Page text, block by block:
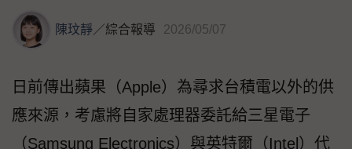
陳玟靜／綜合報導 2026/05/07
日前傳出蘋果（Apple）為尋求台積電以外的供
應來源，考慮將自家處理器委託給三星電子
（Samsung Electronics）與英特爾（Intel）代